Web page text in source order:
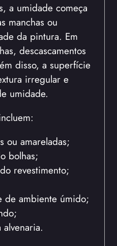
a umidade começa
manchas ou
da pintura. Em
descascamentos
disso, a superfície
irregular e
umidade.
ou amareladas;
bolhas;
revestimento;
de ambiente úmido;